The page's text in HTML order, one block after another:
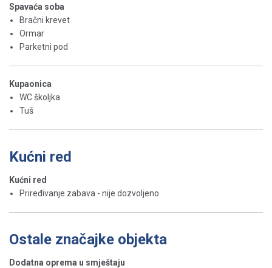
Spavaća soba
Bračni krevet
Ormar
Parketni pod
Kupaonica
WC školjka
Tuš
Kućni red
Kućni red
Priređivanje zabava - nije dozvoljeno
Ostale značajke objekta
Dodatna oprema u smještaju